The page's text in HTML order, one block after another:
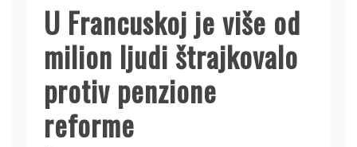
U Francuskoj je više od
milion ljudi štrajkovalo
protiv penzione
reforme